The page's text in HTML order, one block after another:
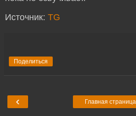
Источник: TG
Поделиться
‹ Главная страница